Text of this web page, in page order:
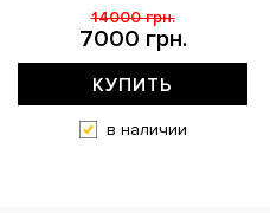
7000 грн.
14000 грн.
КУПИТЬ
в наличии